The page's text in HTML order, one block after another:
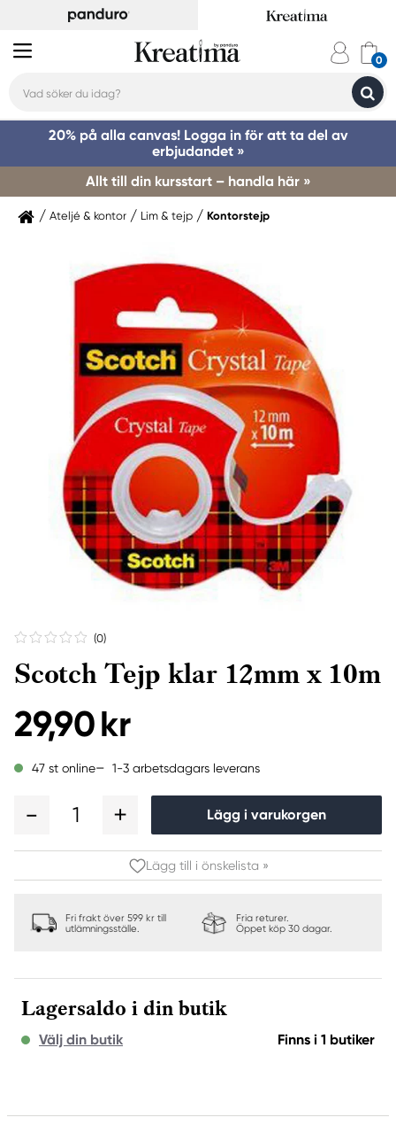
20% på alla canvas! Logga in för att ta del av
erbjudandet »
Allt till din kursstart – handla här »
Ateljé & kontor Lim & tejp Kontorstejp
(0)
Scotch Tejp klar 12mm x 10m
29,90 kr
47 st online 1-3 arbetsdagars leverans
1 Lägg i varukorgen
Lägg till i önskelista »
Fri frakt över 599 kr till
utlämningsställe.
Fria returer.
Öppet köp 30 dagar.
Lagersaldo i din butik
Välj din butik Finns i 1 butiker